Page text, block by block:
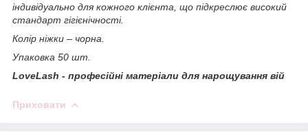
індивідуально для кожного клієнта, що підкреслює високий
стандарт гігієнічності.
Колір ніжки – чорна.
Упаковка 50 шт.
LoveLash - професійні матеріали для нарощування вій
Приховати